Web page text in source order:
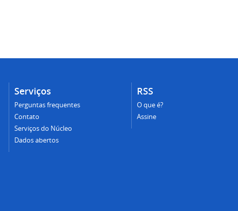
Serviços
Perguntas frequentes
Contato
Serviços do Núcleo
Dados abertos
RSS
O que é?
Assine